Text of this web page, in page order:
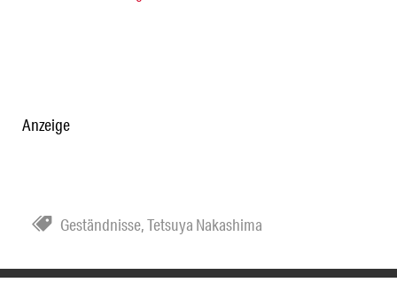
Anzeige
Geständnisse,Tetsuya Nakashima